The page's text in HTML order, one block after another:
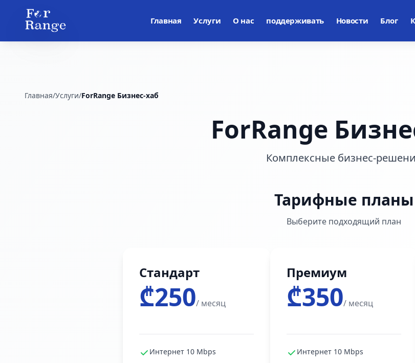
Главная Услуги О нас поддерживать Новости Блог
Главная/Услуги/ForRange Бизнес-хаб
ForRange
Комплексные бизнес-
Тарифные планы
Выберите подходящий план
Стандарт
₾250/ месяц
Интернет 10 Mbps
Премиум
₾350/ месяц
Интернет 10 Mbps